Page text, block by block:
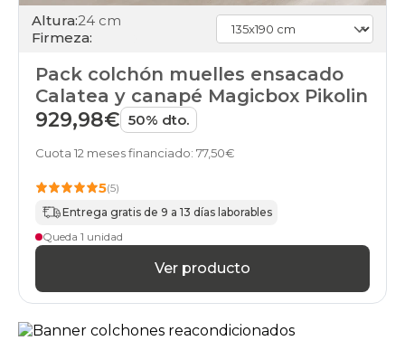
Altura:24 cm
Firmeza:
Pack colchón muelles ensacado
Calatea y canapé Magicbox Pikolin
929,98€ 50% dto.
Cuota 12 meses financiado: 77,50€
5(5)
Entrega gratis de 9 a 13 días laborables
Queda 1 unidad
Ver producto